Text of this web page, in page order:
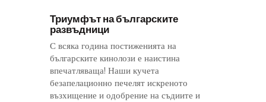
Триумфът на българските
развъдници
С всяка година постиженията на
българските кинолози е наистина
впечатляваща! Наши кучета
безапелационно печелят искреното
възхищение и одобрение на съдиите и